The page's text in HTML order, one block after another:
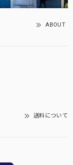
ABOUT
送料について